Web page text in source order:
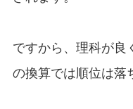
ですから、理科が良
の換算では順位は落